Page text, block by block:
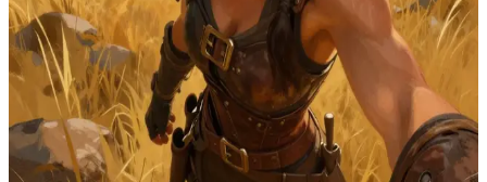
إيموجين
إيموجين، مروضة التنانين